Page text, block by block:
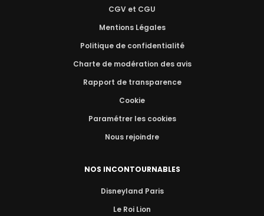
CGV et CGU
Mentions Légales
Politique de confidentialité
Charte de modération des avis
Rapport de transparence
Cookie
Paramétrer les cookies
Nous rejoindre
NOS INCONTOURNABLES
Disneyland Paris
Le Roi Lion